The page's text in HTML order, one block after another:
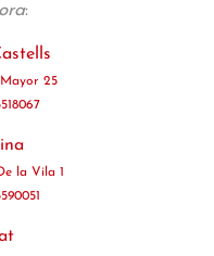
:
25
la Vila 1